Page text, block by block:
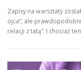
Zapisy na warsztaty
ojca”, ale
relacji z tatą”. I chociaż